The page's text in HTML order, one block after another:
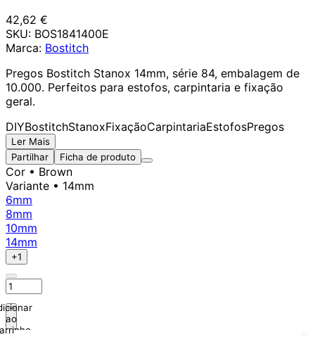
42,62 €
SKU: BOS1841400E
Marca: Bostitch
Pregos Bostitch Stanox 14mm, série 84, embalagem de
10.000. Perfeitos para estofos, carpintaria e fixação
geral.
DIYBostitchStanoxFixaçãoCarpintariaEstofosPregos
Ler Mais
Partilhar
Ficha de produto
Cor • Brown
Variante • 14mm
6mm
8mm
10mm
14mm
+1
ao